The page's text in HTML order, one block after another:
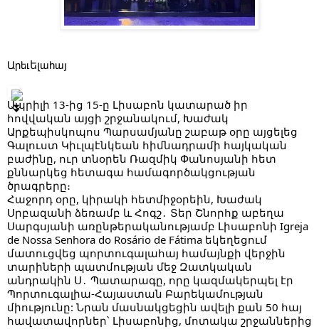
Արեւելահայ
Ապրիլի 13-ից 15-ը Լիսաբոն կատարած իր
հովվական այցի շրջանակում, Խաժակ
Արքեպիսկոպոս Պարսամյանը շաբաթ օրը այցելեց
Գալուստ Կիւլպէնկեան հիմնադրամի հայկական
բաժինը, ուր տնօրեն Ռազմիկ Փանոսյանի հետ
քննարկեց հետագա համագործակցության
ծրագրերը։
Հաջորդ օրը, կիրակի հետմիջօրեին, Խաժակ
Սրբազանի ձեռամբ և Հոգշ․ Տեր Շնորհք աբեղա
Սարգսյանի առընթերականությամբ Լիսաբոնի Igreja
de Nossa Senhora do Rosário de Fátima եկեղեցում
մատուցվեց պորտուգալահայ համայնքի վերջին
տարիների պատմության մեջ Զատկական
անդրակին Ս․ Պատարագը, որը կազմակերպել էր
Պորտուգալիա-Հայաստան Բարեկամության
միությունը: Նրան մասնակցեցին ավելի քան 50 հայ
հավատավորներ՝ Լիսաբոնից, մոտակա շրջաններից